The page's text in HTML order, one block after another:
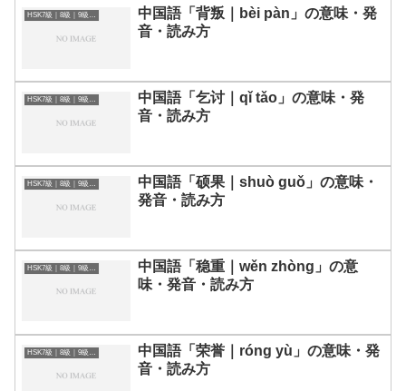
HSK7級｜8級｜9級レベルの中国語
中国語「背叛｜bèi pàn」の意味・発
音・読み方
HSK7級｜8級｜9級レベルの中国語
中国語「乞讨｜qǐ tǎo」の意味・発
音・読み方
HSK7級｜8級｜9級レベルの中国語
中国語「硕果｜shuò guǒ」の意味・
発音・読み方
中国語「稳重｜wěn zhòng」の意
味・発音・読み方
中国語「荣誉｜róng yù」の意味・発
音・読み方